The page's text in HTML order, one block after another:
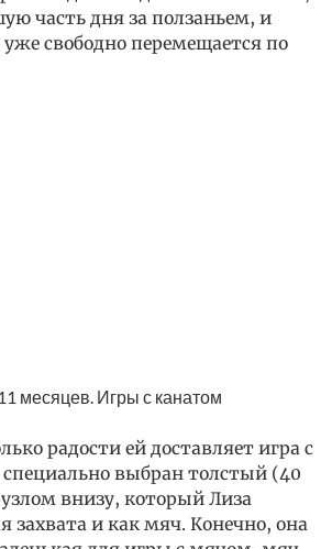
часть дня за ползаньем, и
свободно перемещается по
месяцев. Игры с канатом
радости ей доставляет игра с
выбран толстый (40
внизу, который Лиза
захвата и как мяч. Конечно, она